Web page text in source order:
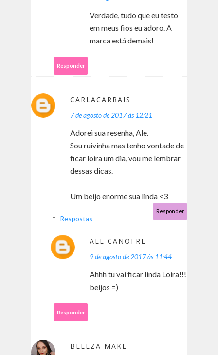
Verdade, tudo que eu testo
em meus fios eu adoro. A
marca está demais!
Responder
CARLACARRAIS
7 de agosto de 2017 às 12:21
Adorei sua resenha, Ale.
Sou ruivinha mas tenho vontade de
ficar loira um dia, vou me lembrar
dessas dicas.
Um beijo enorme sua linda <3
Responder
Respostas
ALE CANOFRE
9 de agosto de 2017 às 11:44
Ahhh tu vai ficar linda Loira!!!
beijos =)
Responder
BELEZA MAKE